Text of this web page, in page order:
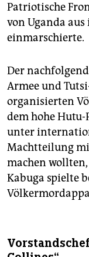
Patriotische
von Uganda
einmarschierte.
Der
Armee und
organisierten
dem hohe
unter
Machtteilung
machen
Kabuga spielte